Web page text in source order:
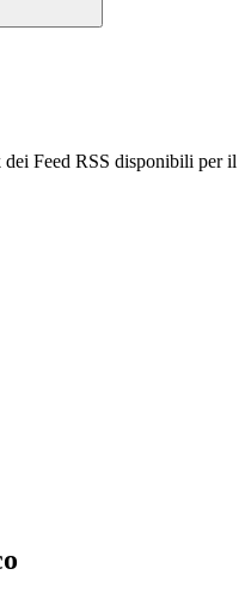
dei Feed RSS disponibili per il